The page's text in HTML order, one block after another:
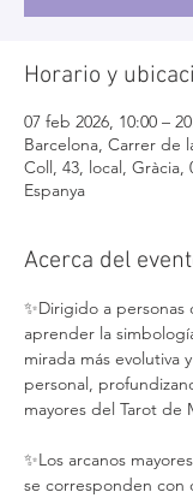
Horario y
07 feb 2026, 10:00 –
Barcelona, Carrer de
Coll, 43, local, Gràcia,
Espanya
Acerca del
✨Dirigido a personas
aprender la
mirada más evolutiva
personal,
mayores del Tarot de
✨Los arcanos
se corresponden con